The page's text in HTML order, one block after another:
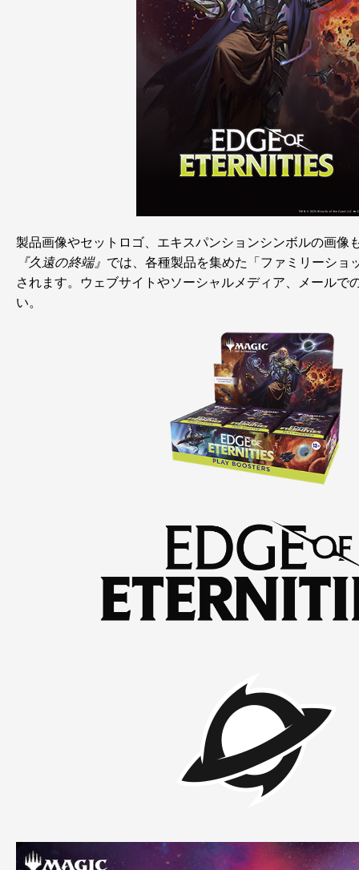
製品画像やセットロゴ、エキスパンションシンボルの画像
『久遠の終端』 では、各種製品を集めた「ファミリーショ
されます。ウェブサイトやソーシャルメディア、メールで
い。